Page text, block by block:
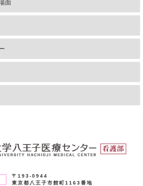
面
〒193-0944
東京都八王子市館町1163番地